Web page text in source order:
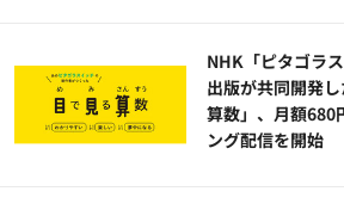
NHK「ピタゴラ
出版が共同開発
算数」、月額680
ング配信を開始